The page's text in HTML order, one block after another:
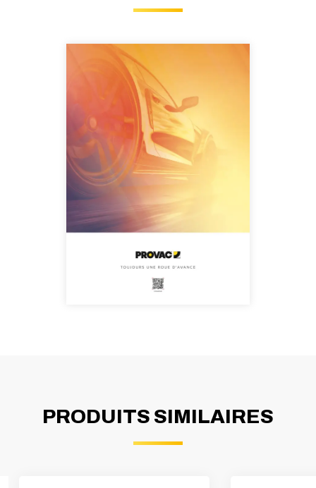
PRODUITS SIMILAIRES